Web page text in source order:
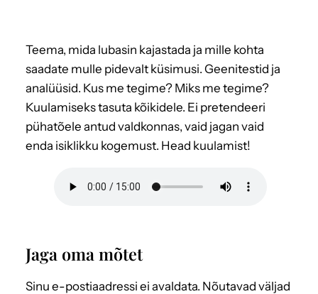
Teema, mida lubasin kajastada ja mille kohta
saadate mulle pidevalt küsimusi. Geenitestid ja
analüüsid. Kus me tegime? Miks me tegime?
Kuulamiseks tasuta kõikidele. Ei pretendeeri
pühatõele antud valdkonnas, vaid jagan vaid
enda isiklikku kogemust. Head kuulamist!
Jaga oma mõtet
Sinu e-postiaadressi ei avaldata. Nõutavad väljad